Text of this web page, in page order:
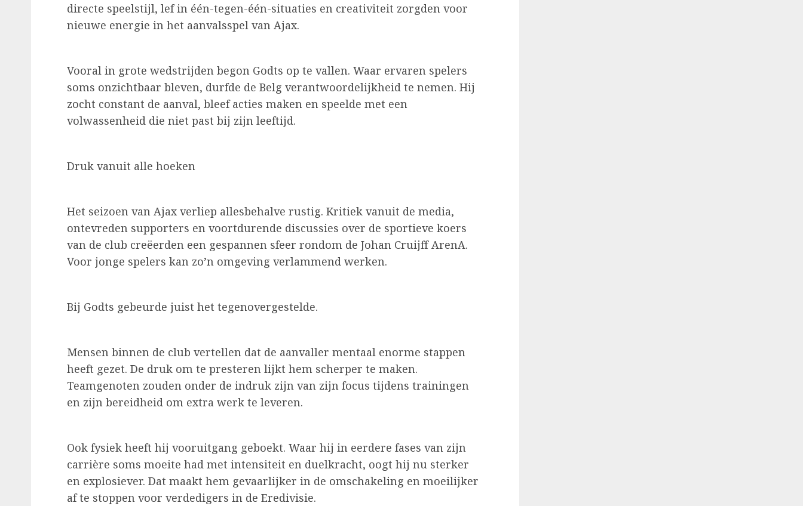
directe speelstijl, lef in één-tegen-één-situaties en creativiteit zorgden voor
nieuwe energie in het aanvalsspel van Ajax.
Vooral in grote wedstrijden begon Godts op te vallen. Waar ervaren spelers
soms onzichtbaar bleven, durfde de Belg verantwoordelijkheid te nemen. Hij
zocht constant de aanval, bleef acties maken en speelde met een
volwassenheid die niet past bij zijn leeftijd.
Druk vanuit alle hoeken
Het seizoen van Ajax verliep allesbehalve rustig. Kritiek vanuit de media,
ontevreden supporters en voortdurende discussies over de sportieve koers
van de club creëerden een gespannen sfeer rondom de Johan Cruijff ArenA.
Voor jonge spelers kan zo’n omgeving verlammend werken.
Bij Godts gebeurde juist het tegenovergestelde.
Mensen binnen de club vertellen dat de aanvaller mentaal enorme stappen
heeft gezet. De druk om te presteren lijkt hem scherper te maken.
Teamgenoten zouden onder de indruk zijn van zijn focus tijdens trainingen
en zijn bereidheid om extra werk te leveren.
Ook fysiek heeft hij vooruitgang geboekt. Waar hij in eerdere fases van zijn
carrière soms moeite had met intensiteit en duelkracht, oogt hij nu sterker
en explosiever. Dat maakt hem gevaarlijker in de omschakeling en moeilijker
af te stoppen voor verdedigers in de Eredivisie.